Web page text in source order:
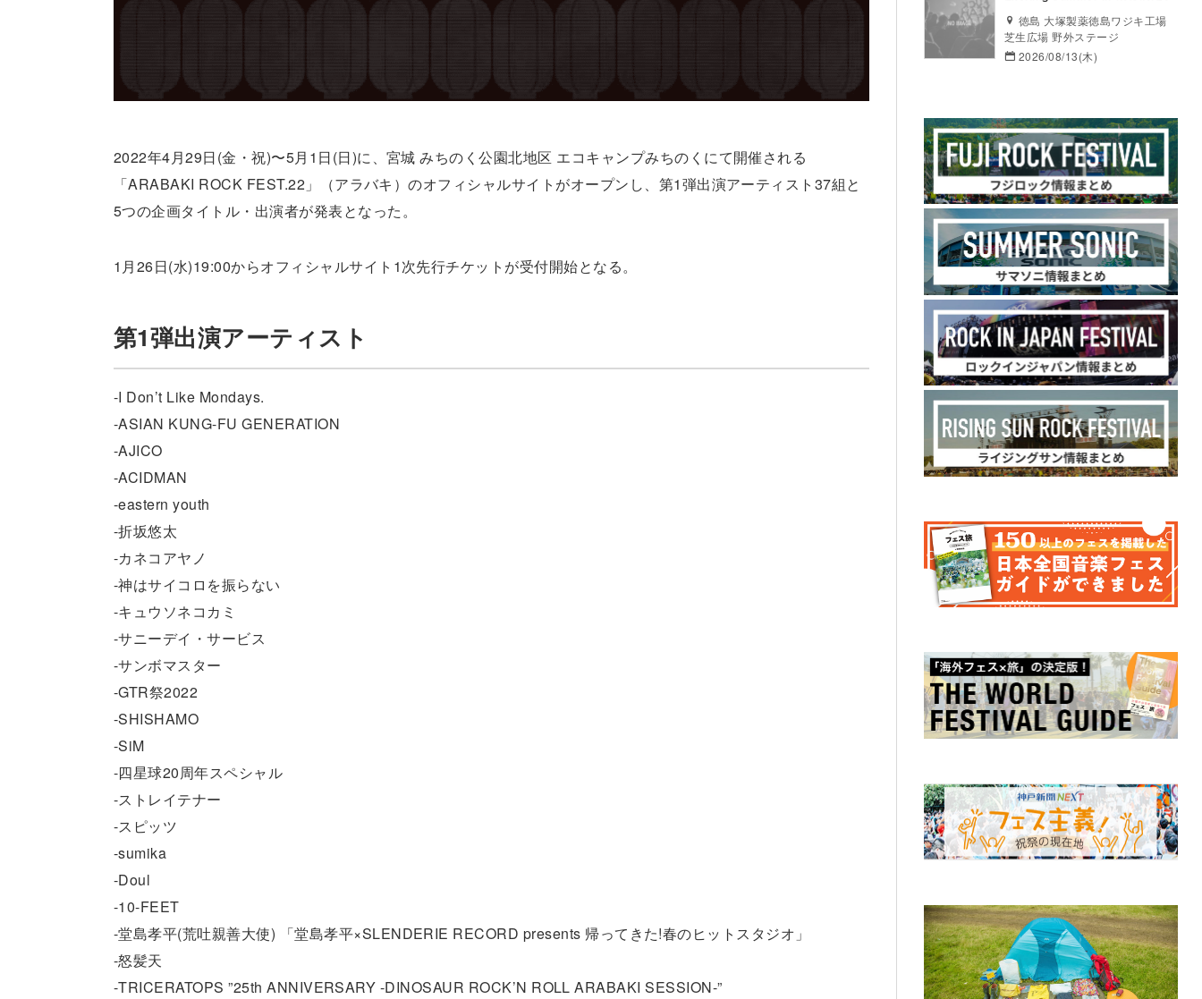
2022年4月29日(金・祝)〜5月1日(日)に、宮城 みちのく公園北地区 エコキャンプみちのくにて開催される
「ARABAKI ROCK FEST.22」（アラバキ）のオフィシャルサイトがオープンし、第1弾出演アーティスト37組と
5つの企画タイトル・出演者が発表となった。
1月26日(水)19:00からオフィシャルサイト1次先行チケットが受付開始となる。
第1弾出演アーティスト
-I Don’t Like Mondays.
-ASIAN KUNG-FU GENERATION
-AJICO
-ACIDMAN
-eastern youth
-折坂悠太
-カネコアヤノ
-神はサイコロを振らない
-キュウソネコカミ
-サニーデイ・サービス
-サンボマスター
-GTR祭2022
-SHISHAMO
-SiM
-四星球20周年スペシャル
-ストレイテナー
-スピッツ
-sumika
-Doul
-10-FEET
-堂島孝平(荒吐親善大使) 「堂島孝平×SLENDERIE RECORD presents 帰ってきた!春のヒットスタジオ」
-怒髪天
-TRICERATOPS ”25th ANNIVERSARY -DINOSAUR ROCK’N ROLL ARABAKI SESSION-”
徳島 大塚製薬徳島ワジキ工場
芝生広場 野外ステージ
2026/08/13(木)